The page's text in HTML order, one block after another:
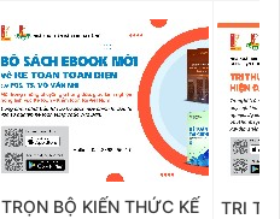
TRỌN BỘ KIẾN THỨC KẾ
TRI